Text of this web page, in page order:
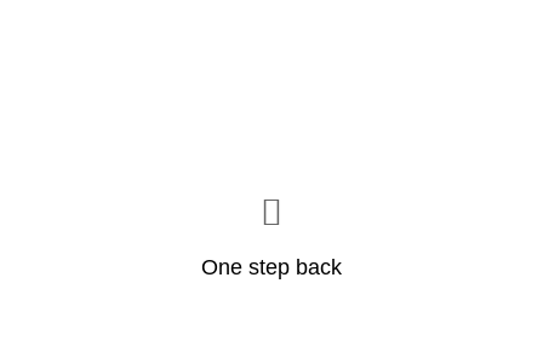
One step back